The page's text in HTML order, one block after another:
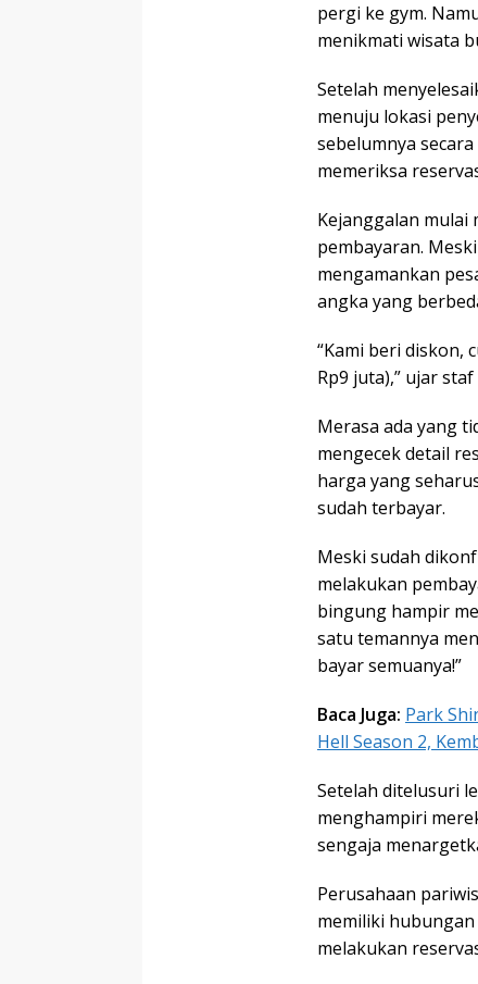
pergi ke gym.
menikmati wisata
Setelah
menuju lokasi
sebelumnya
memeriksa
Kejanggalan mulai
pembayaran.
mengamankan
angka yang
“Kami beri diskon,
Rp9 juta),” ujar
Merasa ada yang
mengecek detail
harga yang
sudah terbayar.
Meski sudah
melakukan
bingung hampir
satu temannya
bayar semuanya!”
Baca Juga: Park
Hell Season 2,
Setelah ditelusuri
menghampiri
sengaja
Perusahaan
memiliki hubungan
melakukan